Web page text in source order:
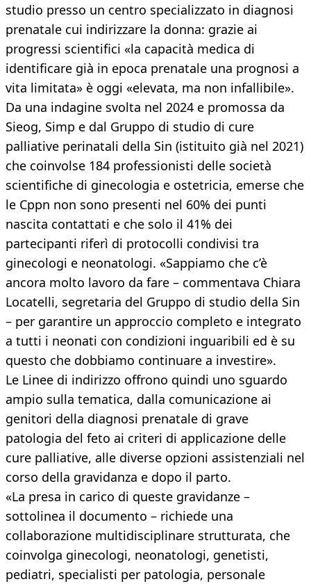
studio presso un centro specializzato in diagnosi
prenatale cui indirizzare la donna: grazie ai
progressi scientifici «la capacità medica di
identificare già in epoca prenatale una prognosi a
vita limitata» è oggi «elevata, ma non infallibile».
Da una indagine svolta nel 2024 e promossa da
Sieog, Simp e dal Gruppo di studio di cure
palliative perinatali della Sin (istituito già nel 2021)
che coinvolse 184 professionisti delle società
scientifiche di ginecologia e ostetricia, emerse che
le Cppn non sono presenti nel 60% dei punti
nascita contattati e che solo il 41% dei
partecipanti riferì di protocolli condivisi tra
ginecologi e neonatologi. «Sappiamo che c’è
ancora molto lavoro da fare – commentava Chiara
Locatelli, segretaria del Gruppo di studio della Sin
– per garantire un approccio completo e integrato
a tutti i neonati con condizioni inguaribili ed è su
questo che dobbiamo continuare a investire».
Le Linee di indirizzo offrono quindi uno sguardo
ampio sulla tematica, dalla comunicazione ai
genitori della diagnosi prenatale di grave
patologia del feto ai criteri di applicazione delle
cure palliative, alle diverse opzioni assistenziali nel
corso della gravidanza e dopo il parto.
«La presa in carico di queste gravidanze –
sottolinea il documento – richiede una
collaborazione multidisciplinare strutturata, che
coinvolga ginecologi, neonatologi, genetisti,
pediatri, specialisti per patologia, personale